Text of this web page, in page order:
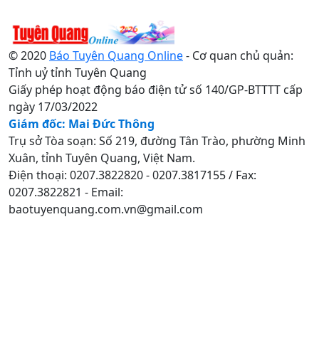
© 2020 Báo Tuyên Quang Online- Cơ quan chủ quản:
Tỉnh uỷ tỉnh Tuyên Quang
Giấy phép hoạt động báo điện tử số 140/GP-BTTTT cấp
ngày 17/03/2022
Giám đốc: Mai Đức Thông
Trụ sở Tòa soạn: Số 219, đường Tân Trào, phường Minh
Xuân, tỉnh Tuyên Quang, Việt Nam.
Điện thoại: 0207.3822820 - 0207.3817155 / Fax:
0207.3822821 - Email:
baotuyenquang.com.vn@gmail.com